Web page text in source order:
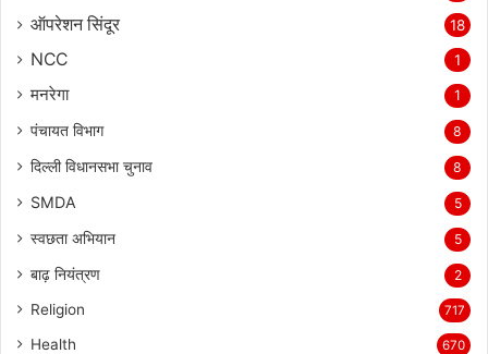
ऑपरेशन सिंदूर 18
NCC 1
मनरेगा 1
पंचायत विभाग 8
दिल्ली विधानसभा चुनाव 8
SMDA 5
स्वछता अभियान 5
बाढ़ नियंत्रण 2
Religion 717
Health 670